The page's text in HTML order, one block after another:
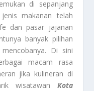
di sepanjang
makanan telah
dan pasar jajanan
banyak pilihan
Di sini
macam rasa
jika kulineran di
wisatawan Kota